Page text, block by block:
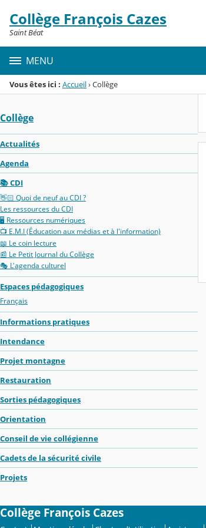
Menu de la rubrique
Contenu
Collège François Cazes
Saint Béat
MENU
Vous êtes ici : Accueil›Collège
Collège
Actualités
Agenda
📚 CDI
👋🏻 Quoi de neuf au CDI ?
Les ressources du CDI
🖥️ Ressources numériques
📺 E.M.I (Éducation aux médias et à l'information)
📖 Le coin lecture
📰 Le Petit Journal du Collège
🎭 L'agenda culturel
Espaces pédagogiques
Français
Informations pratiques
Intendance
Projet montagne
Restauration
Sorties pédagogiques
Orientation
Conseil de vie collégienne
Cadets de la sécurité civile
Projets
Collège François Cazes